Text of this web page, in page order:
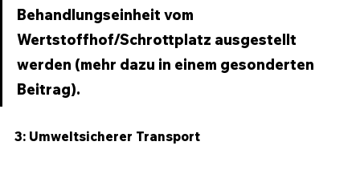
Behandlungseinheit vom
Wertstoffhof/Schrottplatz ausgestellt
werden (mehr dazu in einem gesonderten
Beitrag).
3: Umweltsicherer Transport